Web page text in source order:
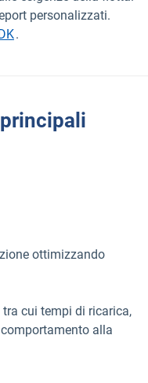
personalizzati.
.
ottimizzando
cui tempi di ricarica,
alla